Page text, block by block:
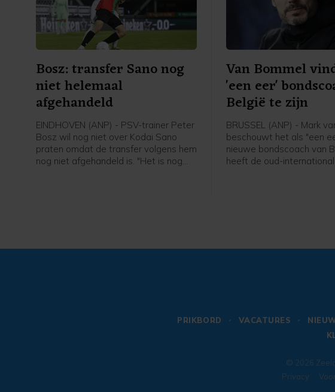
Bosz: transfer Sano nog
niet helemaal
afgehandeld
EINDHOVEN (ANP) - PSV-trainer Peter
Bosz wil nog niet over Kodai Sano
praten omdat de transfer volgens hem
nog niet afgehandeld is. "Het is nog
Van Bommel
'een eer'
België te zijn
BRUSSEL (ANP) - Mark
beschouwt het als "een
nieuwe bondscoach van
heeft de oud-
PRIKBORD VACATURES
© 2026
Privacy